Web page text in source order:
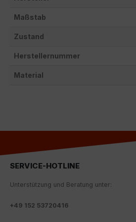
Maßstab
Zustand
Herstellernummer
Material
SERVICE-HOTLINE
Unterstützung und Beratung unter:
+49 152 53720416